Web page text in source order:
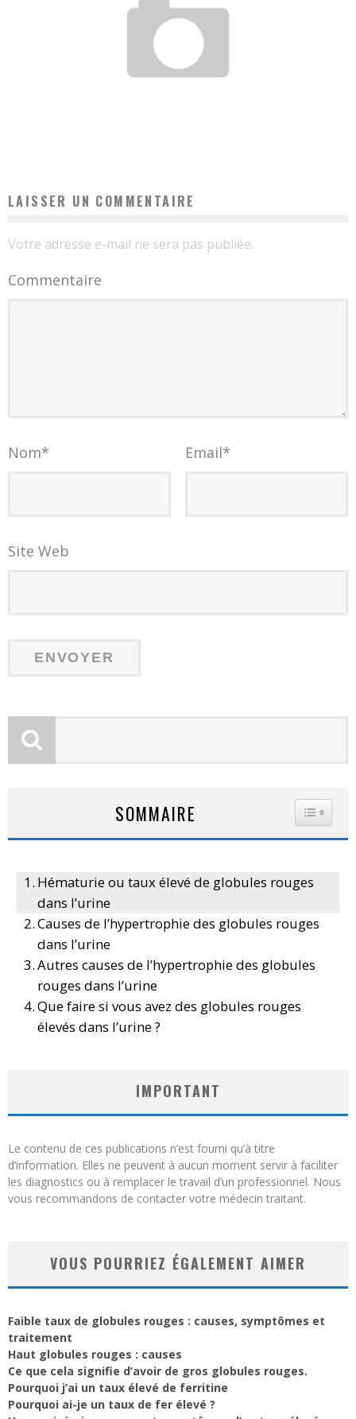
LAISSER UN COMMENTAIRE
Votre adresse e-mail ne sera pas publiée.
Commentaire
Nom* Email*
Site Web
SOMMAIRE
Hématurie ou taux élevé de globules rouges
dans l’urine
Causes de l’hypertrophie des globules rouges
dans l’urine
Autres causes de l’hypertrophie des globules
rouges dans l’urine
Que faire si vous avez des globules rouges
élevés dans l’urine ?
IMPORTANT
Le contenu de ces publications n’est fourni qu’à titre
d’information. Elles ne peuvent à aucun moment servir à faciliter
les diagnostics ou à remplacer le travail d’un professionnel. Nous
vous recommandons de contacter votre médecin traitant.
VOUS POURRIEZ ÉGALEMENT AIMER
Faible taux de globules rouges : causes, symptômes et
traitement
Haut globules rouges : causes
Ce que cela signifie d’avoir de gros globules rouges.
Pourquoi j’ai un taux élevé de ferritine
Pourquoi ai-je un taux de fer élevé ?